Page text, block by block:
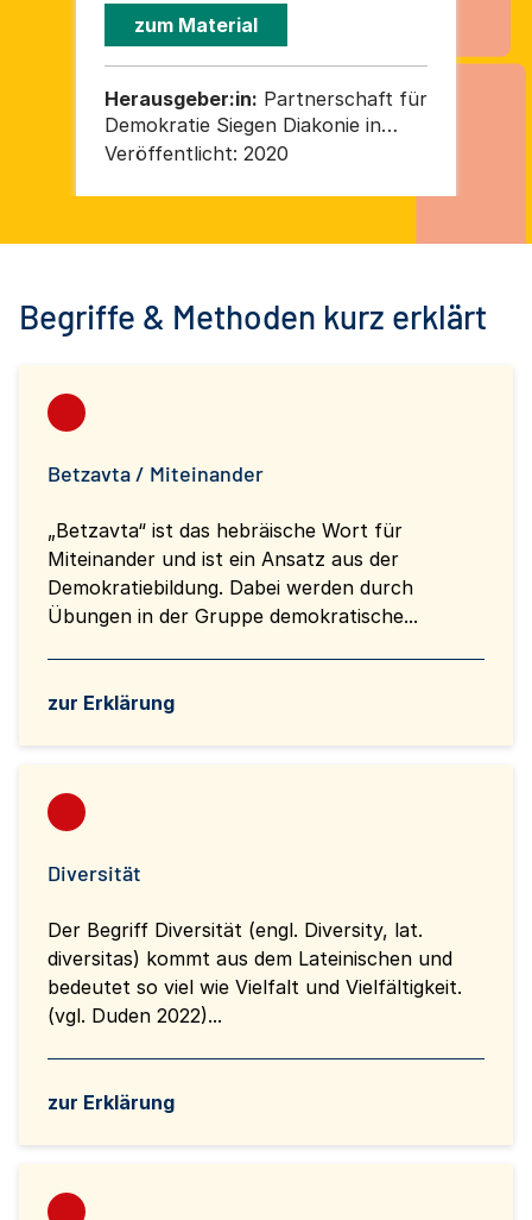
zum Material
Herausgeber:in: Partnerschaft für
Demokratie Siegen Diakonie in
Südwestfalen gGmbH – Soziale
Veröffentlicht: 2020
Begriffe & Methoden kurz erklärt
Betzavta / Miteinander
„Betzavta“ ist das hebräische Wort für
Miteinander und ist ein Ansatz aus der
Demokratiebildung. Dabei werden durch
Übungen in der Gruppe demokratische...
zur Erklärung
Diversität
Der Begriff Diversität (engl. Diversity, lat.
diversitas) kommt aus dem Lateinischen und
bedeutet so viel wie Vielfalt und Vielfältigkeit.
(vgl. Duden 2022)...
zur Erklärung